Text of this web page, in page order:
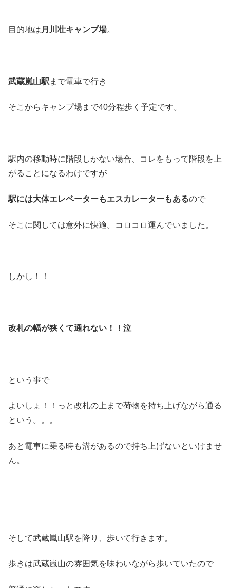
目的地は 月川壮キャンプ場。
武蔵嵐山駅 まで電車で行き
そこからキャンプ場まで40分程歩く予定です。
駅内の移動時に階段しかない場合、コレをもって階段を上
がることになるわけですが
駅には大体エレベーターもエスカレーターもあるので
そこに関しては意外に快適。コロコロ運んでいました。
しかし！！
改札の幅が狭くて通れない！！泣
という事で
よいしょ！！っと改札の上まで荷物を持ち上げながら通る
という。。。
あと電車に乗る時も溝があるので持ち上げないといけませ
ん。
そして武蔵嵐山駅を降り、歩いて行きます。
歩きは武蔵嵐山の雰囲気を味わいながら歩いていたので